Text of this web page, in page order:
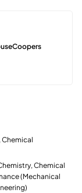
Chemical
Chemical
(Mechanical